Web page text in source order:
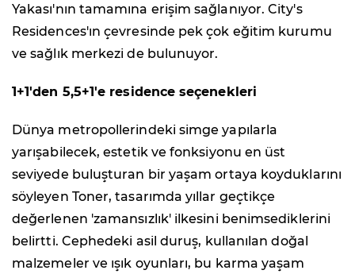
Yakası'nın tamamına erişim sağlanıyor. City's
Residences'ın çevresinde pek çok eğitim kurumu
ve sağlık merkezi de bulunuyor.
1+1'den 5,5+1'e residence seçenekleri
Dünya metropollerindeki simge yapılarla
yarışabilecek, estetik ve fonksiyonu en üst
seviyede buluşturan bir yaşam ortaya koyduklarını
söyleyen Toner, tasarımda yıllar geçtikçe
değerlenen 'zamansızlık' ilkesini benimsediklerini
belirtti. Cephedeki asil duruş, kullanılan doğal
malzemeler ve ışık oyunları, bu karma yaşam